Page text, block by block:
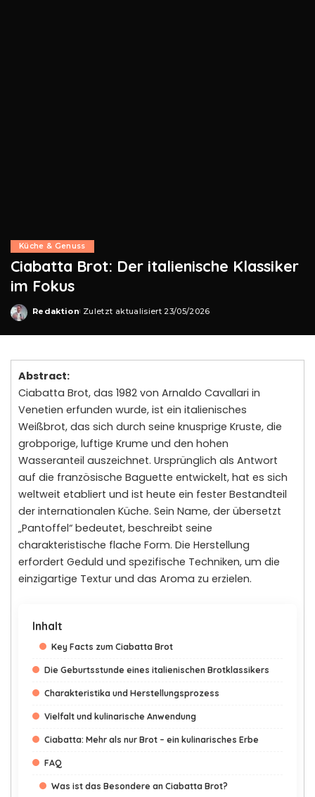
Küche & Genuss
Ciabatta Brot: Der italienische Klassiker
im Fokus
Posted
Redaktion Zuletzt aktualisiert 23/05/2026
Abstract:
Ciabatta Brot, das 1982 von Arnaldo Cavallari in
Venetien erfunden wurde, ist ein italienisches
Weißbrot, das sich durch seine knusprige Kruste, die
grobporige, luftige Krume und den hohen
Wasseranteil auszeichnet. Ursprünglich als Antwort
auf die französische Baguette entwickelt, hat es sich
weltweit etabliert und ist heute ein fester Bestandteil
der internationalen Küche. Sein Name, der übersetzt
„Pantoffel“ bedeutet, beschreibt seine
charakteristische flache Form. Die Herstellung
erfordert Geduld und spezifische Techniken, um die
einzigartige Textur und das Aroma zu erzielen.
Inhalt
Key Facts zum Ciabatta Brot
Die Geburtsstunde eines italienischen Brotklassikers
Charakteristika und Herstellungsprozess
Vielfalt und kulinarische Anwendung
Ciabatta: Mehr als nur Brot – ein kulinarisches Erbe
FAQ
Was ist das Besondere an Ciabatta Brot?